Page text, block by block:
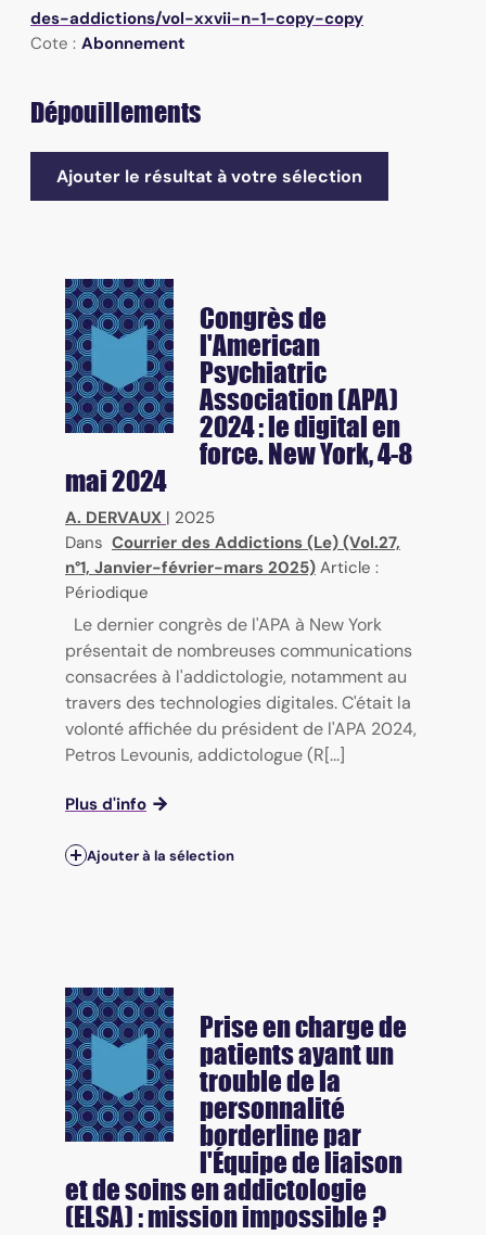
des-addictions/vol-xxvii-n-1-copy-copy
Cote : Abonnement
Dépouillements
Ajouter le résultat à votre sélection
Congrès de
l'American
Psychiatric
Association (APA)
2024 : le digital en
force. New York, 4-8
mai 2024
A. DERVAUX | 2025
Dans Courrier des Addictions (Le) (Vol.27,
n°1, Janvier-février-mars 2025) Article :
Périodique
Le dernier congrès de l'APA à New York
présentait de nombreuses communications
consacrées à l'addictologie, notamment au
travers des technologies digitales. C'était la
volonté affichée du président de l'APA 2024,
Petros Levounis, addictologue (R[...]
Plus d'info
Ajouter à la sélection
Prise en charge de
patients ayant un
trouble de la
personnalité
borderline par
l'Équipe de liaison
et de soins en addictologie
(ELSA) : mission impossible ?